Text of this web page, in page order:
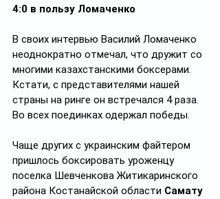
4:0 в пользу Ломаченко
В своих интервью Василий Ломаченко
неоднократно отмечал, что дружит со
многими казахстанскими боксерами.
Кстати, с представителями нашей
страны на ринге он встречался 4 раза.
Во всех поединках одержал победы.
Чаще других с украинским файтером
пришлось боксировать уроженцу
поселка Шевченкова Житикаринского
района Костанайской области Самату